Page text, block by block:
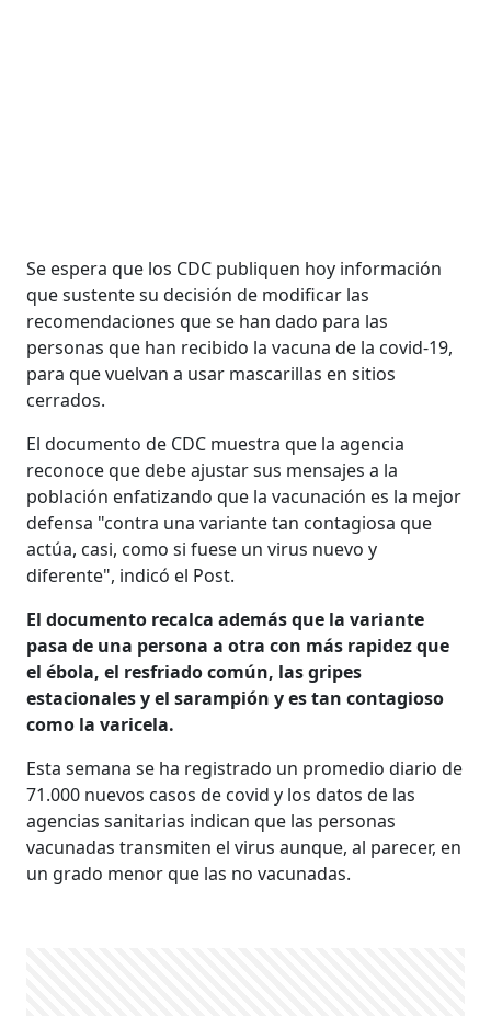
Se espera que los CDC publiquen hoy información
que sustente su decisión de modificar las
recomendaciones que se han dado para las
personas que han recibido la vacuna de la covid-19,
para que vuelvan a usar mascarillas en sitios
cerrados.
El documento de CDC muestra que la agencia
reconoce que debe ajustar sus mensajes a la
población enfatizando que la vacunación es la mejor
defensa "contra una variante tan contagiosa que
actúa, casi, como si fuese un virus nuevo y
diferente", indicó el Post.
El documento recalca además que la variante
pasa de una persona a otra con más rapidez que
el ébola, el resfriado común, las gripes
estacionales y el sarampión y es tan contagioso
como la varicela.
Esta semana se ha registrado un promedio diario de
71.000 nuevos casos de covid y los datos de las
agencias sanitarias indican que las personas
vacunadas transmiten el virus aunque, al parecer, en
un grado menor que las no vacunadas.